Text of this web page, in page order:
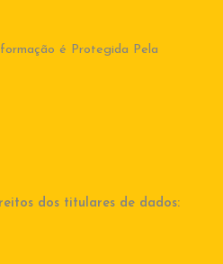
é Protegida Pela
dos titulares de dados: